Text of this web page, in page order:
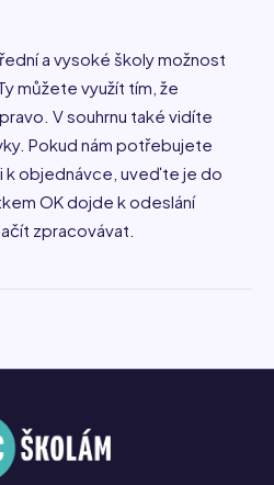
a vysoké školy možnost
můžete využít tím, že
V souhrnu také vidíte
Pokud nám potřebujete
k objednávce, uveďte je do
OK dojde k odeslání
zpracovávat.